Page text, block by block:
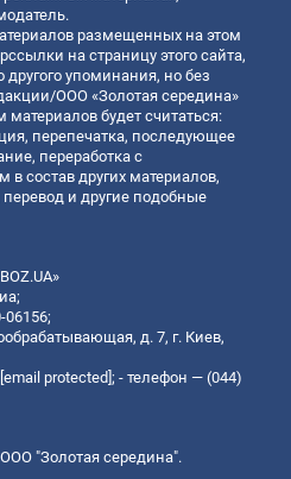
размещенных на этом
на страницу этого сайта,
другого упоминания, но без
ООО «Золотая середина»
будет считаться:
перепечатка, последующее
переработка с
состав других материалов,
и другие подобные
д. 7, г. Киев,
[email protected] ; - телефон — (044)
"Золотая середина".